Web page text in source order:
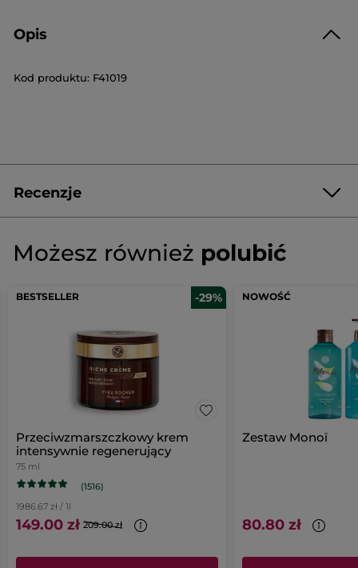
Opis
Kod produktu: F41019
Recenzje
★★★★★
★★★★★
Brak
DODAJ RECENZJĘ
Możesz również polubić
BESTSELLER -29%
Przeciwzmarszczkowy krem
intensywnie regenerujący
75 ml
(1516)
1986.67 zł / 1l
149.00 zł 209.00 zł
NOWOŚĆ
Zestaw Monoï
80.80 zł